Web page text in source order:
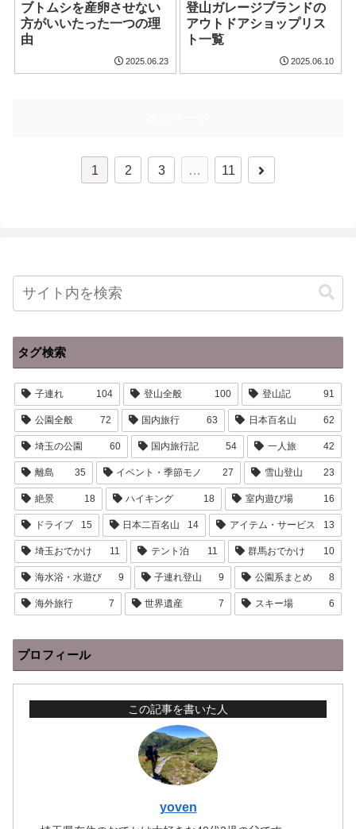
ブトムシを産卵させない
方がいいたった一つの理
由
2025.06.23
登山ガレージブランドの
アウトドアショップリス
ト一覧
2025.06.10
1 2 3 … 11
次
タグ検索
子連れ 104 登山全般 100 登山記 91
公園全般 72 国内旅行 63 日本百名山 62
埼玉の公園 60 国内旅行記 54 一人旅 42
離島 35 イベント・季節モノ 27 雪山登山 23
絶景 18 ハイキング 18 室内遊び場 16
ドライブ 15 日本二百名山 14 アイテム・サービス 13
埼玉おでかけ 11 テント泊 11 群馬おでかけ 10
海水浴・水遊び 9 子連れ登山 9 公園系まとめ 8
海外旅行 7 世界遺産 7 スキー場 6
プロフィール
この記事を書いた人
yoven